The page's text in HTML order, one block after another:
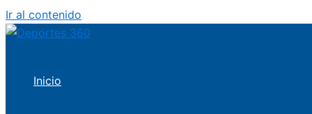
Ir al contenido
Inicio